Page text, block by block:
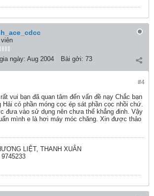
ngày: Aug 2004 Bài gởi: 73
#4
vui bạn đã quan tâm đến vấn đề nạy Chắc bạn
Hải có phần móng cọc ép sát phần cọc nhồi chứ.
đưa vào sử dụng nên chưa thể khẳng đinh. Vậy
mình e là hơi máy móc chăng. Xin được thảo
LIỆT, THANH XUÂN